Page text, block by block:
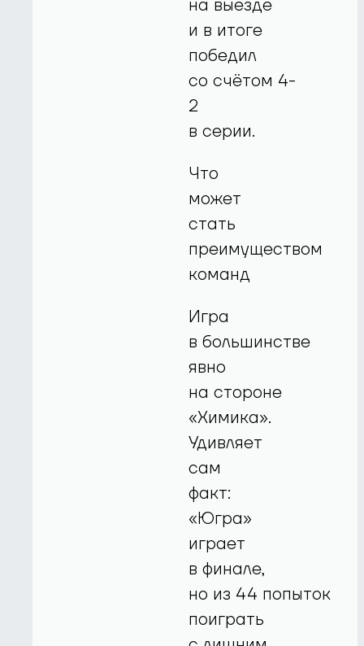
на выезде
и в итоге
победил
со счётом 4-
2
в серии.
Что
может
стать
преимуществом
команд
Игра
в большинстве
явно
на стороне
«Химика».
Удивляет
сам
факт:
«Югра»
играет
в финале,
но из 44 попыток
поиграть